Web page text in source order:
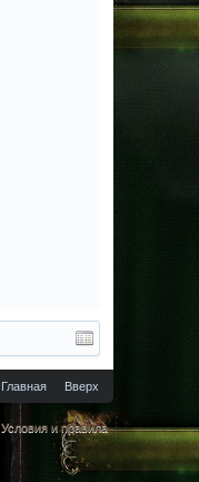
Главная Вверх
Условия и правила